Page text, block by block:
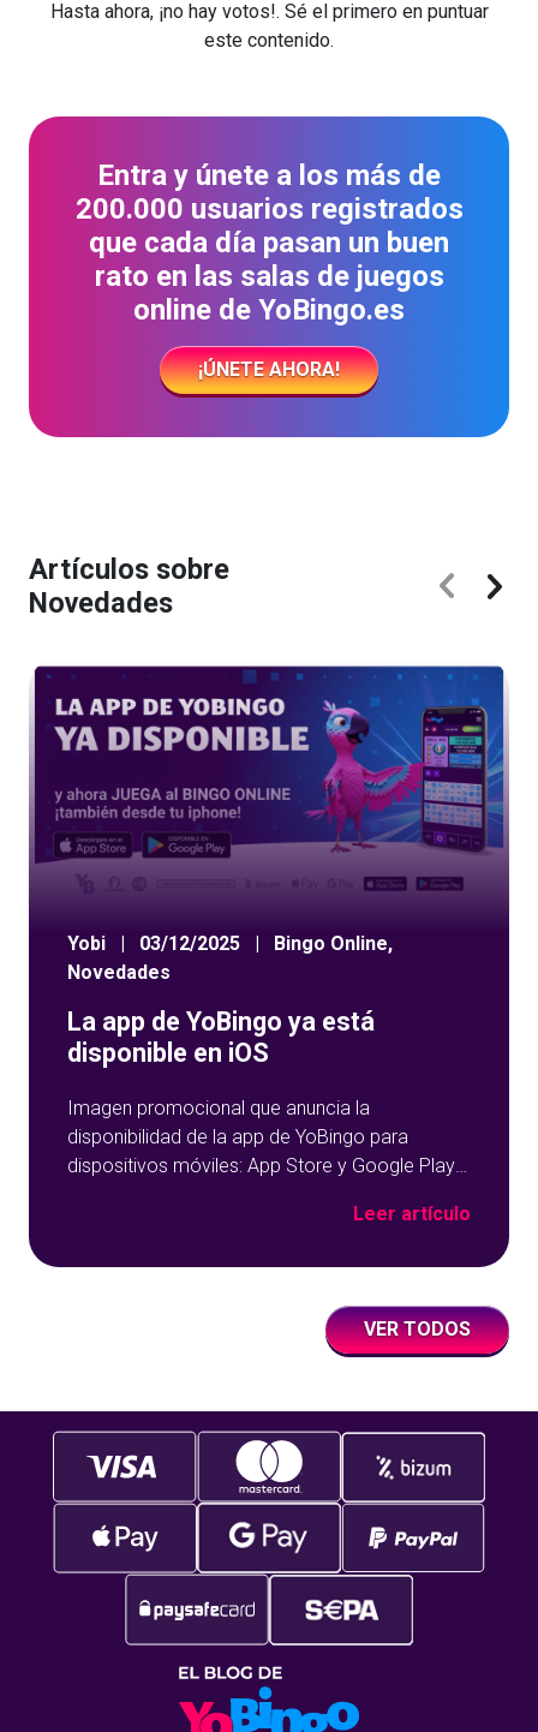
Hasta ahora, ¡no hay votos!. Sé el primero en puntuar
este contenido.
Entra y únete a los más de
200.000 usuarios registrados
que cada día pasan un buen
rato en las salas de juegos
online de YoBingo.es
¡ÚNETE AHORA!
Artículos sobre
Novedades
Yobi | 03/12/2025 | Bingo Online,
Novedades
La app de YoBingo ya está
disponible en iOS
Imagen promocional que anuncia la
disponibilidad de la app de YoBingo para
dispositivos móviles: App Store y Google Play
Leer artículo
VER TODOS